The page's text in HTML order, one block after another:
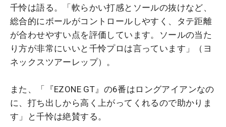
千怜は語る。「軟らかい打感とソールの抜けなど、
総合的にボールがコントロールしやすく、タテ距離
が合わせやすい点を評価しています。ソールの当た
り方が非常にいいと千怜プロは言っています」（ヨ
ネックスツアーレップ）。
また、「『EZONE GT』の6番はロングアイアンなの
に、打ち出しから高く上がってくれるので助かりま
す」と千怜は絶賛する。